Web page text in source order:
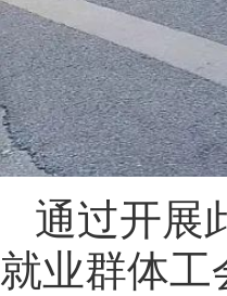
通过开展
就业群体工